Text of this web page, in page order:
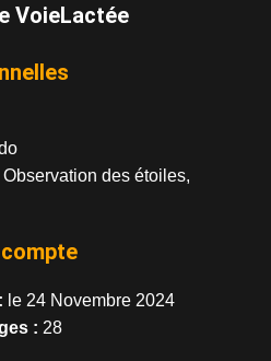
VoieLactée
des étoiles,
le 24 Novembre 2024
: 28